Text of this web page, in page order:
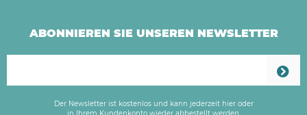
ABONNIEREN SIE UNSEREN NEWSLETTER
Der Newsletter ist kostenlos und kann jederzeit hier oder